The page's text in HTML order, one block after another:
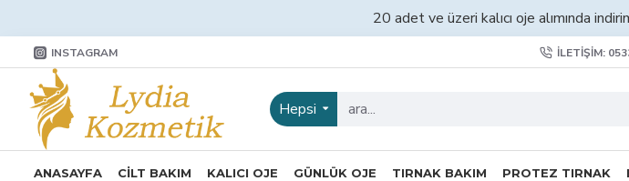
20 adet ve üzeri kalıcı oje alımında
INSTAGRAM İLETIŞIM:
Hepsi
ANASAYFA CİLT BAKIM KALICI OJE GÜNLÜK OJE TIRNAK BAKIM PROTEZ TIRNAK